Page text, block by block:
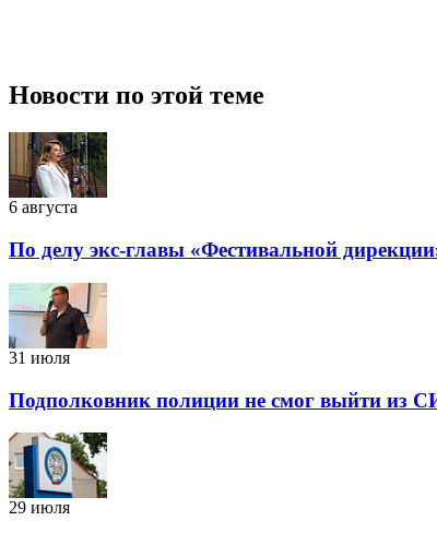
Новости по этой теме
6 августа
По делу экс-главы «Фестивальной
31 июля
Подполковник полиции не смог выйти из
29 июля